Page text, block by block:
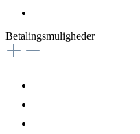
Betalingsmuligheder